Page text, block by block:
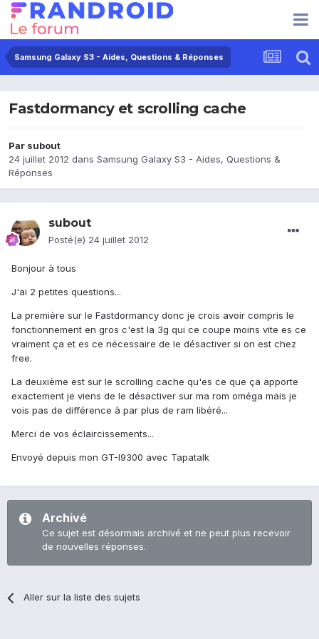
Samsung Galaxy S3 - Aides, Questions & Réponses
Fastdormancy et scrolling cache
Par subout
24 juillet 2012 dans Samsung Galaxy S3 - Aides, Questions &
Réponses
subout
Posté(e) 24 juillet 2012
Bonjour à tous
J'ai 2 petites questions...
La première sur le Fastdormancy donc je crois avoir compris le
fonctionnement en gros c'est la 3g qui ce coupe moins vite es ce
vraiment ça et es ce nécessaire de le désactiver si on est chez
free.
La deuxième est sur le scrolling cache qu'es ce que ça apporte
exactement je viens de le désactiver sur ma rom oméga mais je
vois pas de différence à par plus de ram libéré...
Merci de vos éclaircissements...
Envoyé depuis mon GT-I9300 avec Tapatalk
Archivé
Ce sujet est désormais archivé et ne peut plus recevoir
de nouvelles réponses.
Aller sur la liste des sujets